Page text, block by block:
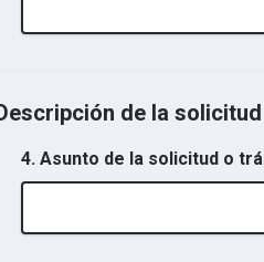
de la
4. Asunto de la solicitud o